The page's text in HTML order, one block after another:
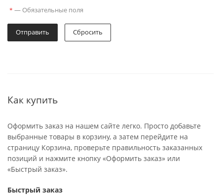
* — Обязательные поля
Отправить Сбросить
Как купить
Оформить заказ на нашем сайте легко. Просто добавьте
выбранные товары в корзину, а затем перейдите на
страницу Корзина, проверьте правильность заказанных
позиций и нажмите кнопку «Оформить заказ» или
«Быстрый заказ».
Быстрый заказ